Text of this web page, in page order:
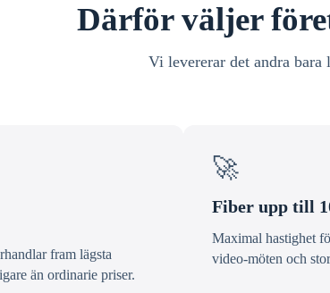
Därför väljer
Vi levererar det andra
fram lägsta
än ordinarie priser.
🚀
Fiber upp till
Maximal hastighet
video-möten och